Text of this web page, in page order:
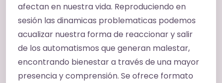
afectan en nuestra vida. Reproduciendo en
sesión las dinamicas problematicas podemos
acualizar nuestra forma de reaccionar y salir
de los automatismos que generan malestar,
encontrando bienestar a través de una mayor
presencia y comprensión. Se ofrece formato